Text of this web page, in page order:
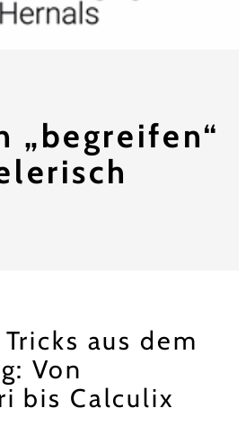
„begreifen“
aus dem
Von
bis Calculix